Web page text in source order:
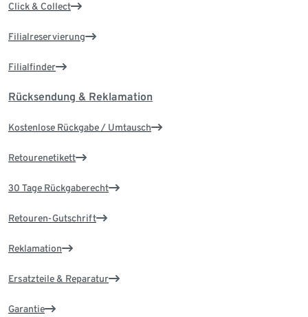
Click & Collect
Filialreservierung
Filialfinder
Rücksendung & Reklamation
Kostenlose Rückgabe / Umtausch
Retourenetikett
30 Tage Rückgaberecht
Retouren-Gutschrift
Reklamation
Ersatzteile & Reparatur
Garantie